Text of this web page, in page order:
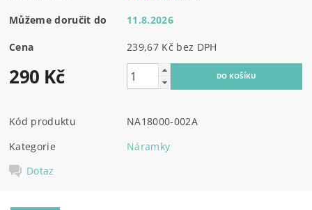
Můžeme doručit do 11.8.2026
Cena 239,67 Kč bez DPH
290 Kč
Kód produktu
NA18000-002A
Kategorie
Náramky
Dotaz